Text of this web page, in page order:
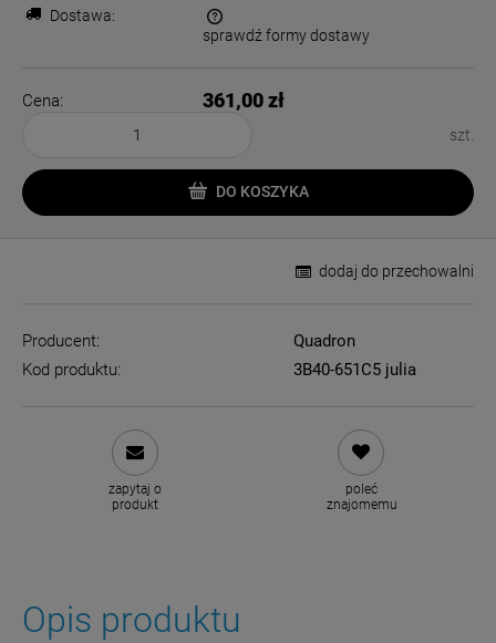
Dostawa:
Cena nie zawiera ewentualnych kosztów płatności
sprawdź formy dostawy
Cena: 361,00 zł
szt.
DO KOSZYKA
dodaj do przechowalni
Producent:
Quadron
Kod produktu:
3B40-651C5 julia
zapytaj o
produkt
poleć
znajomemu
Opis produktu